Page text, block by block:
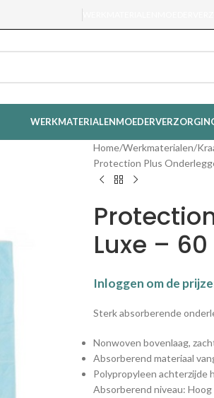
WERKMATERIALEN
Home Werkmaterialen
Protection Plus
Luxe –
Inloggen om de
Sterk absorberende
Nonwoven bovenlaag,
Absorberend materiaal
Polypropyleen achterzijde
Absorberend niveau: Hoog